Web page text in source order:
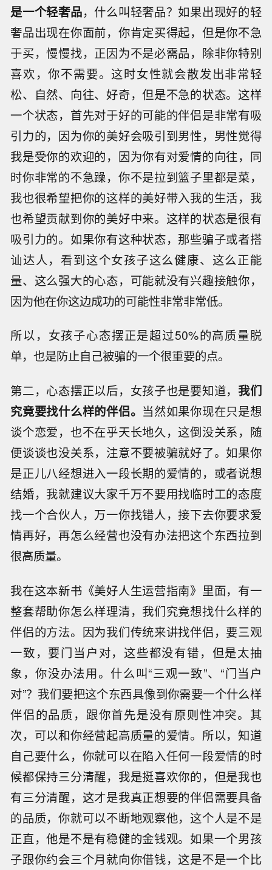
是一个轻奢品，什么叫轻奢品？如果出现好的轻
奢品出现在你面前，你肯定买得起，但是你不急
于买，慢慢找，正因为不是必需品，除非你特别
喜欢，你不需要。这时女性就会散发出非常轻
松、自然、向往、好奇，但是不急的状态。这样
一个状态，首先对于好的可能的伴侣是非常有吸
引力的，因为你的美好会吸引到男性，男性觉得
我是受你的欢迎的，因为你有对爱情的向往，同
时你非常的不急躁，你不是拉到篮子里都是菜，
我也很希望把你的这样的美好带入我的生活，我
也希望贡献到你的美好中来。这样的状态是很有
吸引力的。如果你有这种状态，那些骗子或者搭
讪达人，看到这个女孩子这么健康、这么正能
量、这么强大的心态，可能就没有兴趣接触你，
因为他在你这边成功的可能性非常非常低。
所以，女孩子心态摆正是超过50%的高质量脱
单，也是防止自己被骗的一个很重要的点。
第二，心态摆正以后，女孩子也是要知道，我们
究竟要找什么样的伴侣。 当然如果你现在只是想
谈个恋爱，也不在乎天长地久，这倒没关系，随
便谈谈也没关系，注意不要被骗就好了。如果你
是正儿八经想进入一段长期的爱情的，或者说想
结婚，我就建议大家千万不要用找临时工的态度
找一个合伙人，万一你找错人，接下去你要求爱
情再好，再怎么经营也没有办法把这个东西拉到
很高质量。
我在这本新书《美好人生运营指南》里面，有一
整套帮助你怎么样理清，我们究竟想找什么样的
伴侣的方法。因为我们传统来讲找伴侣，要三观
一致，要门当户对，这些都没有错，但是太抽
象，你没办法用。什么叫“三观一致”、“门当户
对”？我们要把这个东西具像到你需要一个什么样
伴侣的品质，跟你首先是没有原则性冲突。其
次，可以和你经营起高质量的爱情。所以，知道
自己要什么，你就可以在陷入任何一段爱情的时
候都保持三分清醒，我是挺喜欢你的，但是我也
有三分清醒，这才是我真正想要的伴侣需要具备
的品质，你就可以不断地观察他，这个人是不是
正直，他是不是有稳健的金钱观。如果一个男孩
子跟你约会三个月就向你借钱，这是不是一个比